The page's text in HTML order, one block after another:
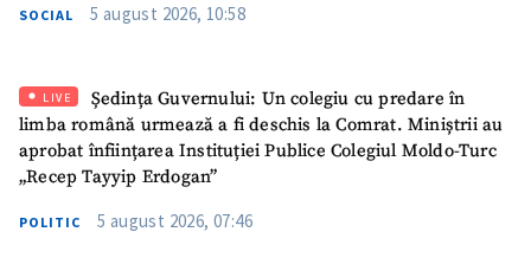
SOCIAL 5 august 2026, 10:58
LIVE
Ședința Guvernului: Un colegiu cu predare în
limba română urmează a fi deschis la Comrat. Miniștrii au
aprobat înființarea Instituției Publice Colegiul Moldo-Turc
„Recep Tayyip Erdogan”
POLITIC 5 august 2026, 07:46